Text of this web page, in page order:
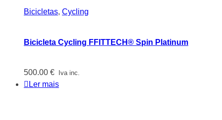
Bicicletas, Cycling
Bicicleta Cycling FFITTECH® Spin Platinum
500.00 € Iva inc.
Ler mais